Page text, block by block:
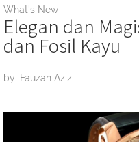
What's New
Elegan dan
dan Fosil Kayu
by: Fauzan Aziz